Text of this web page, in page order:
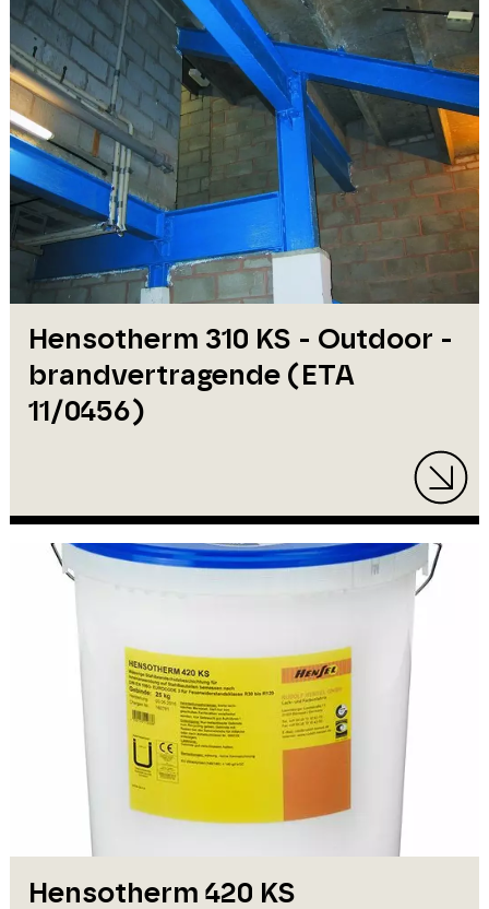
Hensotherm 310 KS - Outdoor -
brandvertragende (ETA
11/0456)
Hensotherm 420 KS